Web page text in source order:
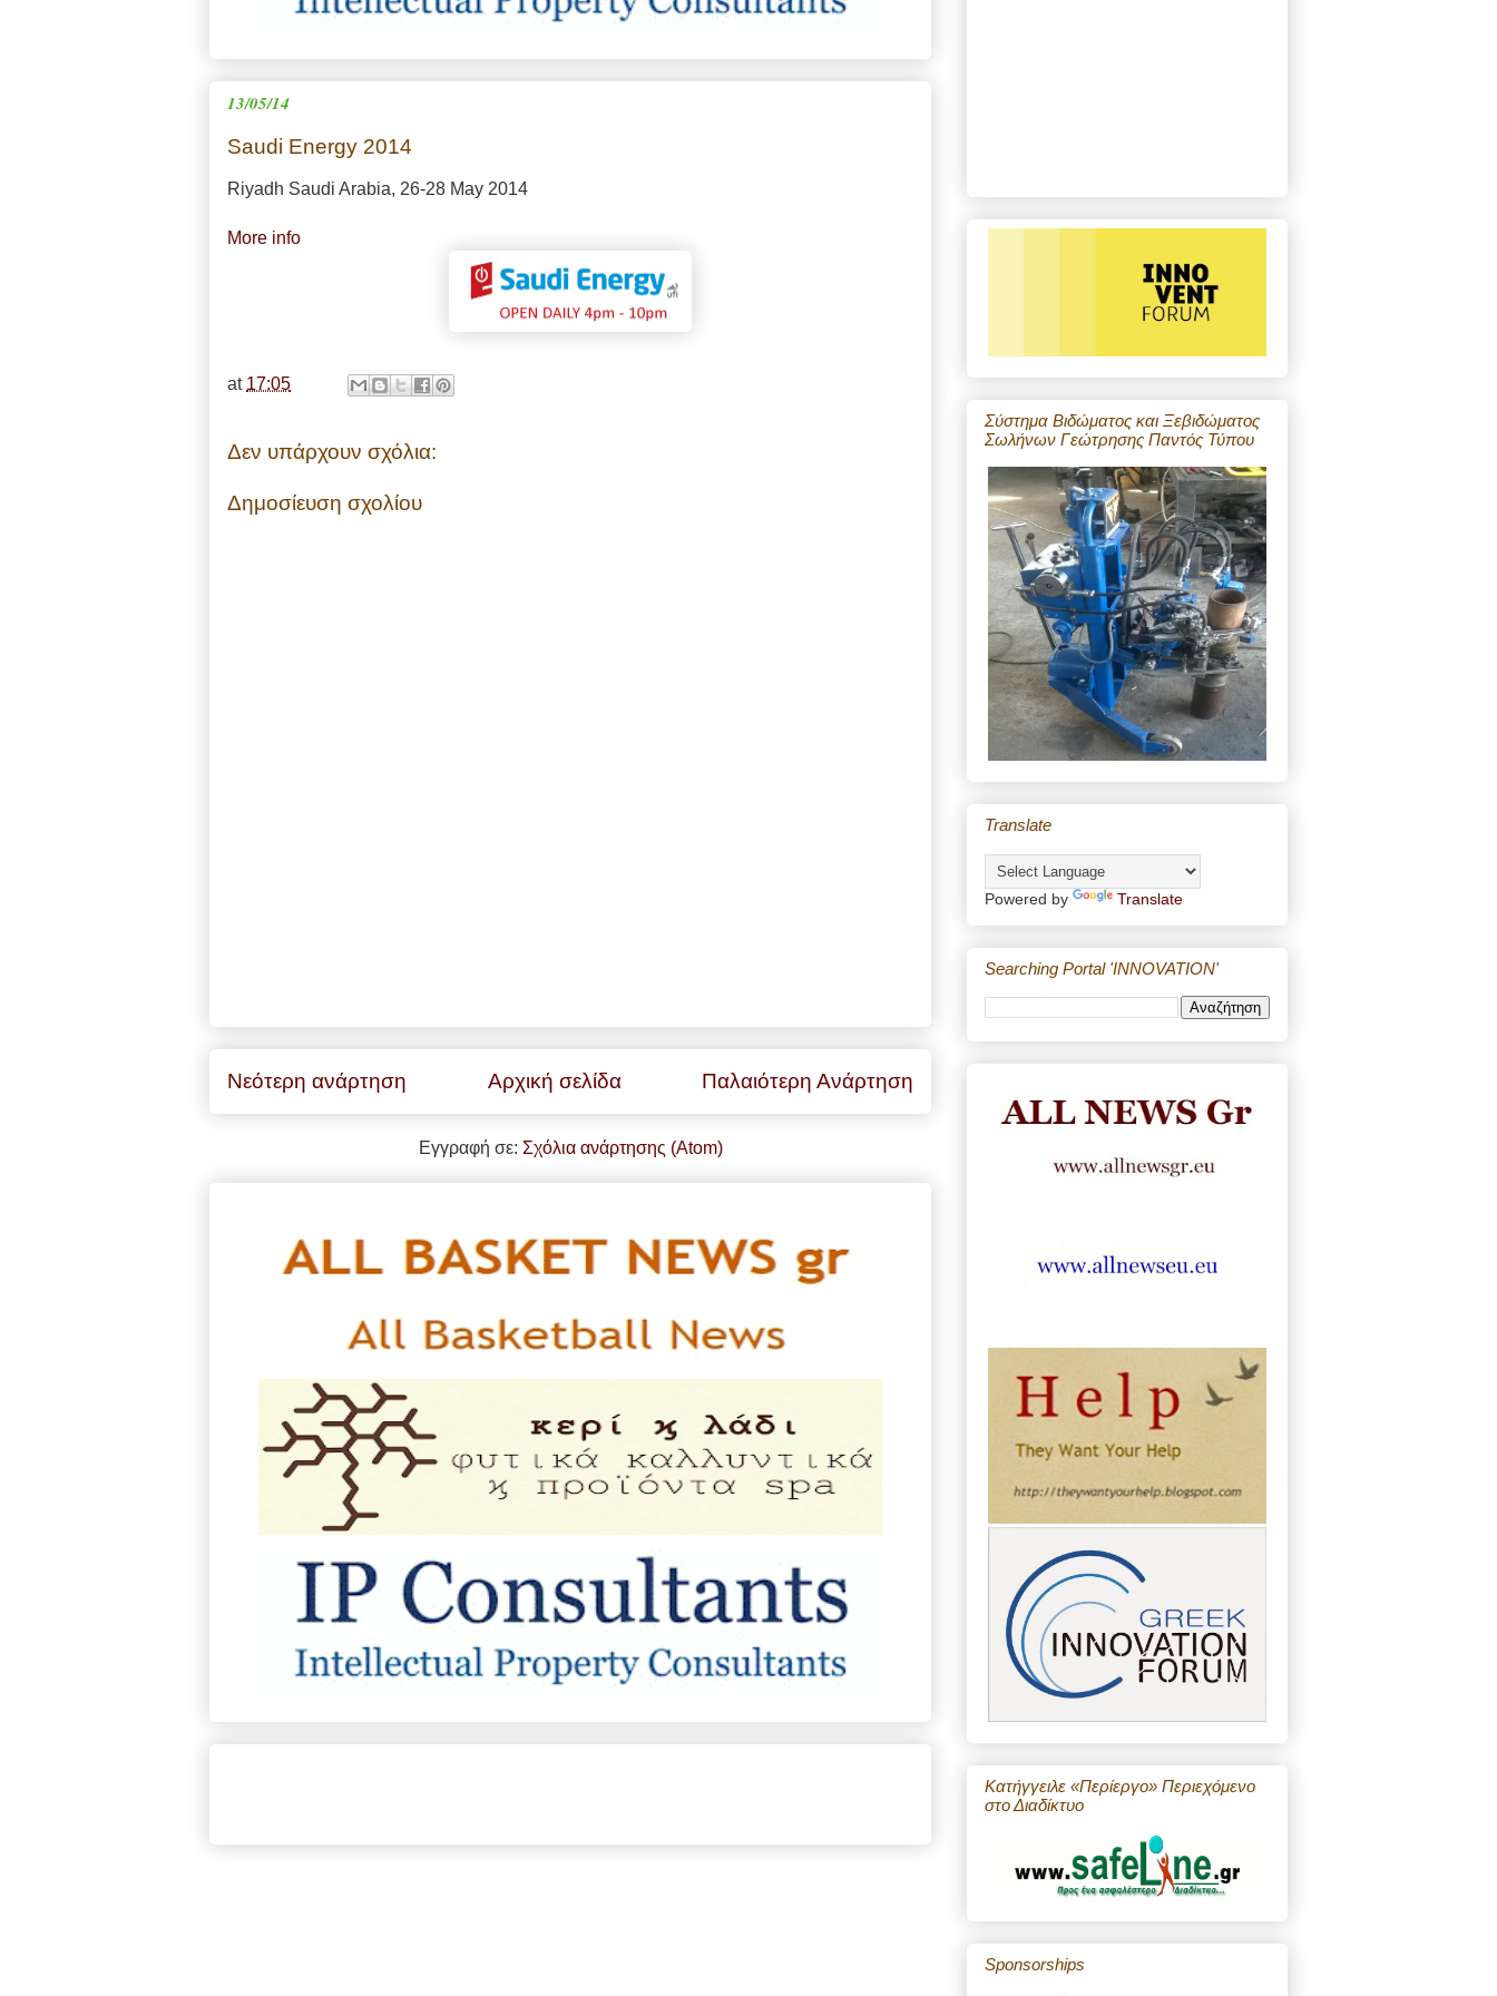
13/05/14
Saudi Energy 2014
Riyadh Saudi Arabia, 26-28 May 2014
More info
at 17:05
Δεν υπάρχουν σχόλια:
Δημοσίευση σχολίου
Νεότερη ανάρτηση Παλαιότερη Ανάρτηση
Αρχική σελίδα
Εγγραφή σε: Σχόλια ανάρτησης (Atom)
Σύστημα Βιδώματος και Ξεβιδώματος
Σωλήνων Γεώτρησης Παντός Τύπου
Translate
Powered by Translate
Searching Portal 'INNOVATION'
Κατήγγειλε «Περίεργο» Περιεχόμενο
στο Διαδίκτυο
Sponsorships